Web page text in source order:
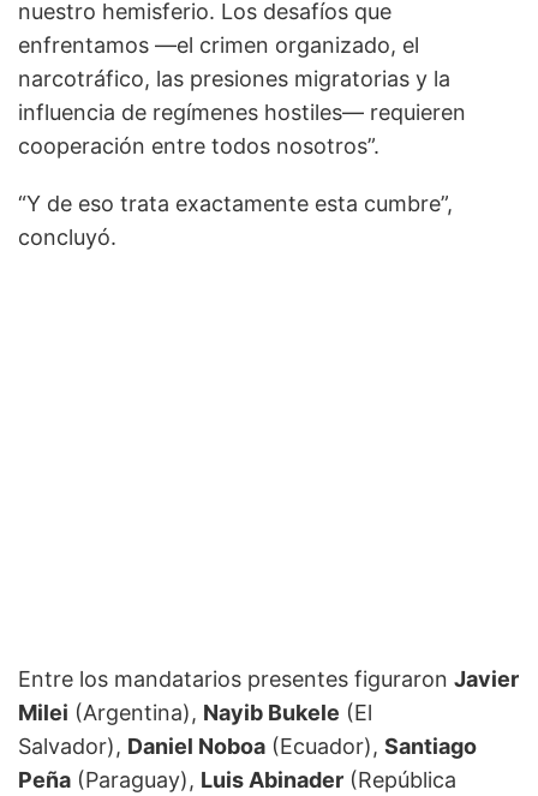
nuestro hemisferio. Los desafíos que
enfrentamos —el crimen organizado, el
narcotráfico, las presiones migratorias y la
influencia de regímenes hostiles— requieren
cooperación entre todos nosotros”.
“Y de eso trata exactamente esta cumbre”,
concluyó.
Entre los mandatarios presentes figuraron Javier
Milei (Argentina), Nayib Bukele (El
Salvador), Daniel Noboa (Ecuador), Santiago
Peña (Paraguay), Luis Abinader (República